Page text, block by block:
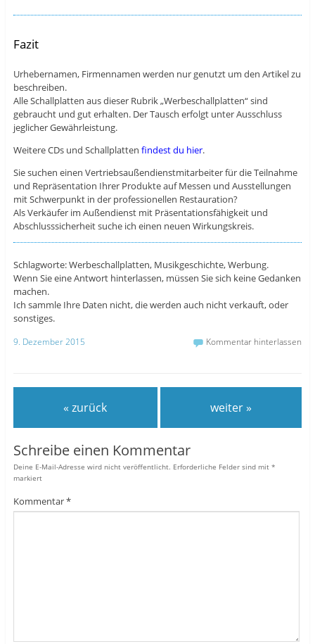
Fazit
Urhebernamen, Firmennamen werden nur genutzt um den Artikel zu
beschreiben.
Alle Schallplatten aus dieser Rubrik „Werbeschallplatten“ sind
gebraucht und gut erhalten. Der Tausch erfolgt unter Ausschluss
jeglicher Gewährleistung.
Weitere CDs und Schallplatten findest du hier.
Sie suchen einen Vertriebsaußendienstmitarbeiter für die Teilnahme
und Repräsentation Ihrer Produkte auf Messen und Ausstellungen
mit Schwerpunkt in der professionellen Restauration?
Als Verkäufer im Außendienst mit Präsentationsfähigkeit und
Abschlusssicherheit suche ich einen neuen Wirkungskreis.
Schlagworte: Werbeschallplatten, Musikgeschichte, Werbung.
Wenn Sie eine Antwort hinterlassen, müssen Sie sich keine Gedanken
machen.
Ich sammle Ihre Daten nicht, die werden auch nicht verkauft, oder
sonstiges.
9. Dezember 2015 Kommentar hinterlassen
« zurück weiter »
Schreibe einen Kommentar
Deine E-Mail-Adresse wird nicht veröffentlicht. Erforderliche Felder sind mit *
markiert
Kommentar*